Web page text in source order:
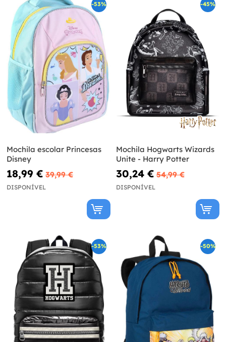
-53%
Mochila escolar Princesas
Disney
18,99 € 39,99 €
DISPONÍVEL
-45%
Mochila Hogwarts Wizards
Unite - Harry Potter
30,24 € 54,99 €
DISPONÍVEL
-53% -50%